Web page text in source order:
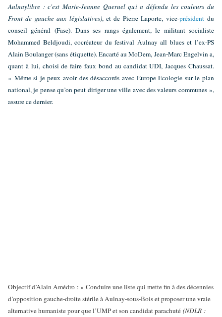
Aulnaylibre : c'est Marie-Jeanne Queruel qui a défendu les couleurs du
Front de gauche aux législatives), et de Pierre Laporte, vice-président du
conseil général (Fase). Dans ses rangs également, le militant socialiste
Mohammed Beldjoudi, cocréateur du festival Aulnay all blues et l’ex-PS
Alain Boulanger (sans étiquette). Encarté au MoDem, Jean-Marc Engelvin a,
quant à lui, choisi de faire faux bond au candidat UDI, Jacques Chaussat.
« Même si je peux avoir des désaccords avec Europe Ecologie sur le plan
national, je pense qu’on peut diriger une ville avec des valeurs communes »,
assure ce dernier.
Objectif d’Alain Amédro : « Conduire une liste qui mette fin à des décennies
d’opposition gauche-droite stérile à Aulnay-sous-Bois et proposer une vraie
alternative humaniste pour que l’UMP et son candidat parachuté (NDLR :